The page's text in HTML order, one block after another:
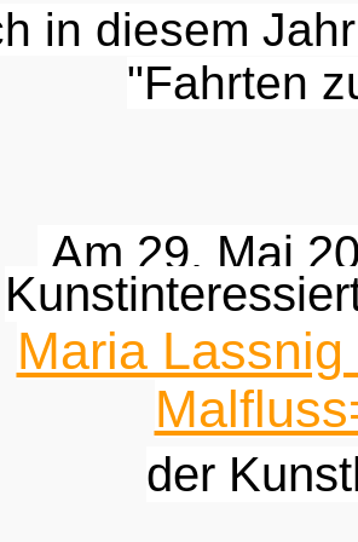
in diesem
"Fahrten
Am 29. Mai
Maria
der